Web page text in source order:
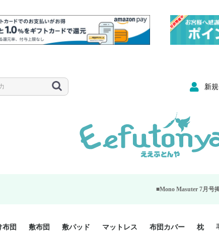
新
■Mono Masuter 7月号掲載■宝島社が発行
布団 敷布団 敷パッド マットレス 布団カバー 枕